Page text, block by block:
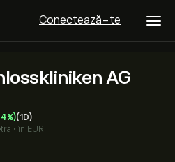
Conectează-te
AG
(1D)
• în EUR